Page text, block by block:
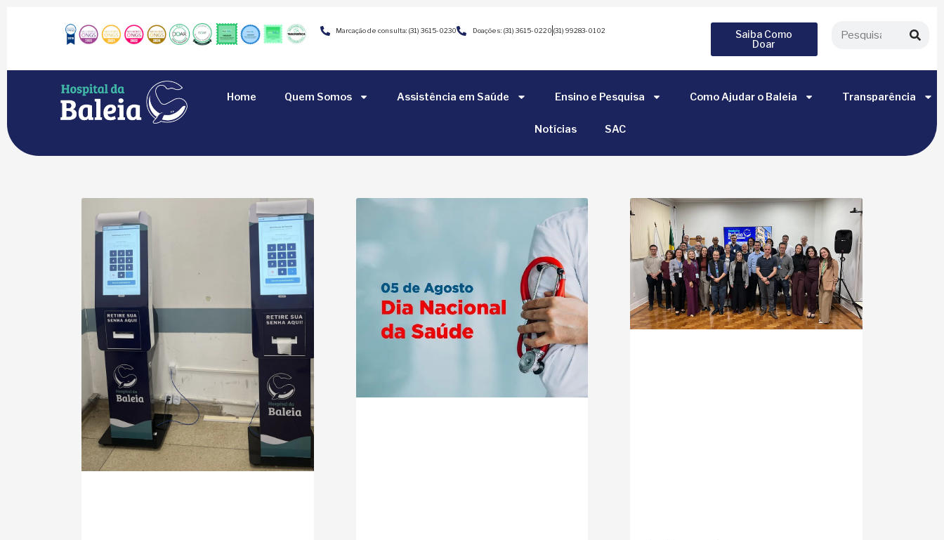
Marcação de consulta: (31) 3615-0230 Doações: (31) 3615-0220 (31) 99283-0102
Saiba Como
Doar
Home Quem Somos Assistência em Saúde Ensino e Pesquisa Como Ajudar o Baleia Transparência
Notícias SAC